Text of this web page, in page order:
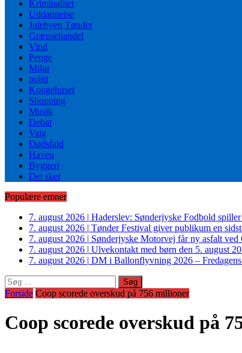
Kriminalitet
Uddannelse
Julebyen Tønder
Grænsehandel
Vind
Penge
Miljø
politi
Kongehuset
Shopping
Musik
Debat
Valg
Dødsfald
Haven
Byggeri
Det sker
Populære emner
7. august 2026 | Haderslev: Sønderjyske Fodbold
7. august 2026 | Tønder Festival giver publikum en
7. august 2026 | Sønderjyske Motorvej får ny asfalt ved
7. august 2026 | Ulvekontakt med børn den 5. august
7. august 2026 | DM i Ballonflyvning 2026 –
Søg
efter:
Forside Coop scorede overskud på 756 millioner
Coop scorede overskud på